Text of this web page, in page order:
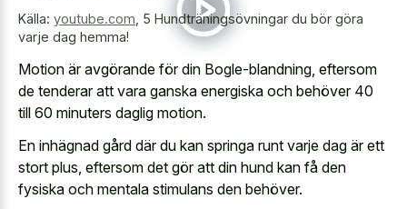
Källa: youtube.com 5 Hundträningsövningar du bör göra
varje dag hemma!
Motion är avgörande för din Bogle-blandning, eftersom
de tenderar att vara ganska energiska och behöver 40
till 60 minuters daglig motion.
En inhägnad gård där du kan springa runt varje dag är ett
stort plus, eftersom det gör att din hund kan få den
fysiska och mentala stimulans den behöver.